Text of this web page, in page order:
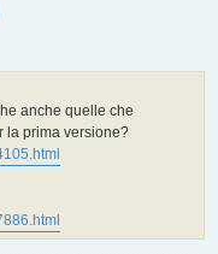
anche quelle che
la prima versione?